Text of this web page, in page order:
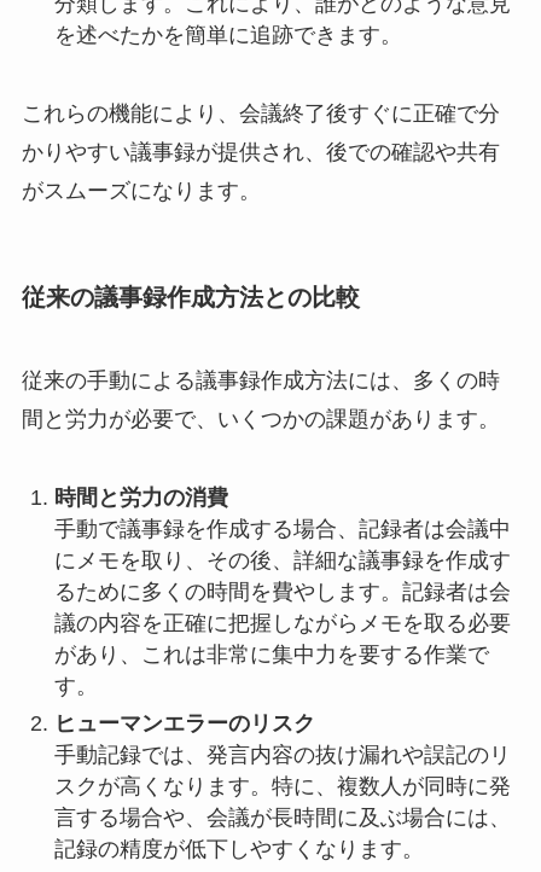
を述べたかを簡単に追跡できます。
これらの機能により、会議終了後すぐに正確で分
かりやすい議事録が提供され、後での確認や共有
がスムーズになります。
従来の議事録作成方法との比較
従来の手動による議事録作成方法には、多くの時
間と労力が必要で、いくつかの課題があります。
時間と労力の消費
手動で議事録を作成する場合、記録者は会議中
にメモを取り、その後、詳細な議事録を作成す
るために多くの時間を費やします。記録者は会
議の内容を正確に把握しながらメモを取る必要
があり、これは非常に集中力を要する作業で
す。
ヒューマンエラーのリスク
手動記録では、発言内容の抜け漏れや誤記のリ
スクが高くなります。特に、複数人が同時に発
言する場合や、会議が長時間に及ぶ場合には、
記録の精度が低下しやすくなります。